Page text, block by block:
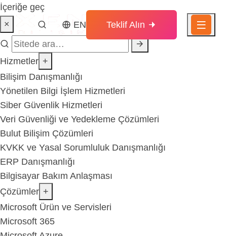
İçeriğe geç
EN
Teklif Alın
×
Hizmetler +
Bilişim Danışmanlığı
Yönetilen Bilgi İşlem Hizmetleri
Siber Güvenlik Hizmetleri
Veri Güvenliği ve Yedekleme Çözümleri
Bulut Bilişim Çözümleri
KVKK ve Yasal Sorumluluk Danışmanlığı
ERP Danışmanlığı
Bilgisayar Bakım Anlaşması
Çözümler +
Microsoft Ürün ve Servisleri
Microsoft 365